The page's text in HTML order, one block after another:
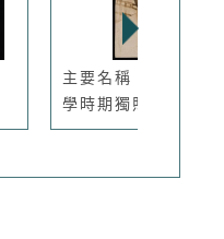
主要名稱：李唐基求
學時期獨照